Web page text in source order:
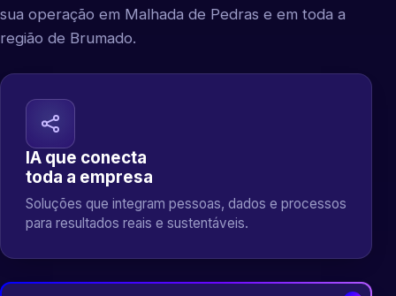
sua operação em Malhada de Pedras e em toda a
região de Brumado.
IA que conecta
toda a empresa
Soluções que integram pessoas, dados e processos
para resultados reais e sustentáveis.